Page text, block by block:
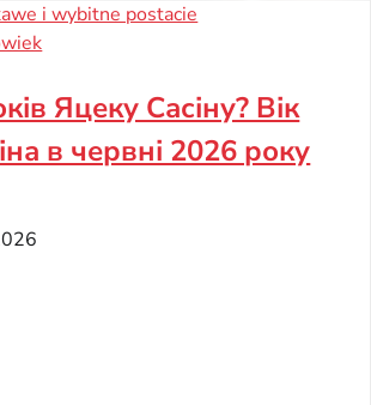
i wybitne postacie
Яцеку Сасіну? Вік
в червні 2026 року